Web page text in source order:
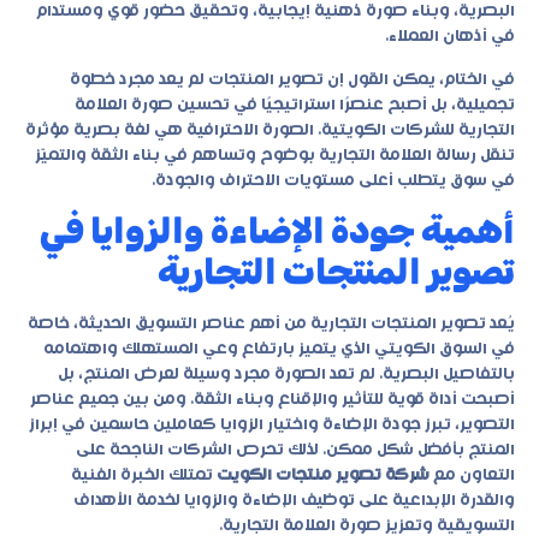
البصرية، وبناء صورة ذهنية إيجابية، وتحقيق حضور قوي ومستدام
في أذهان العملاء.
في الختام، يمكن القول إن تصوير المنتجات لم يعد مجرد خطوة
تجميلية، بل أصبح عنصرًا استراتيجيًا في تحسين صورة العلامة
التجارية للشركات الكويتية. الصورة الاحترافية هي لغة بصرية مؤثرة
تنقل رسالة العلامة التجارية بوضوح وتساهم في بناء الثقة والتميّز
في سوق يتطلب أعلى مستويات الاحتراف والجودة.
أهمية جودة الإضاءة والزوايا في
تصوير المنتجات التجارية
يُعد تصوير المنتجات التجارية من أهم عناصر التسويق الحديثة، خاصة
في السوق الكويتي الذي يتميز بارتفاع وعي المستهلك واهتمامه
بالتفاصيل البصرية. لم تعد الصورة مجرد وسيلة لعرض المنتج، بل
أصبحت أداة قوية للتأثير والإقناع وبناء الثقة. ومن بين جميع عناصر
التصوير، تبرز جودة الإضاءة واختيار الزوايا كعاملين حاسمين في إبراز
المنتج بأفضل شكل ممكن. لذلك تحرص الشركات الناجحة على
التعاون مع شركة تصوير منتجات الكويت تمتلك الخبرة الفنية
والقدرة الإبداعية على توظيف الإضاءة والزوايا لخدمة الأهداف
التسويقية وتعزيز صورة العلامة التجارية.